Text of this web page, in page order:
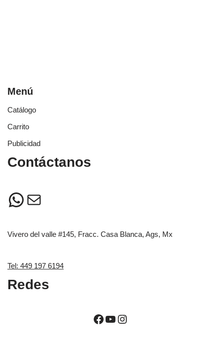
Menú
Catálogo
Carrito
Publicidad
Contáctanos
Vivero del valle #145, Fracc. Casa Blanca, Ags, Mx
Tel: 449 197 6194
Redes